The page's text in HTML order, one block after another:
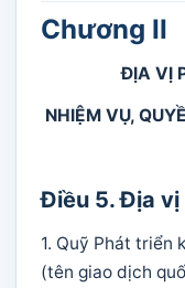
Chương II
ĐỊA VỊ
NHIỆM VỤ,
Điều 5. Địa vị
1. Quỹ Phát triển
(tên giao dịch